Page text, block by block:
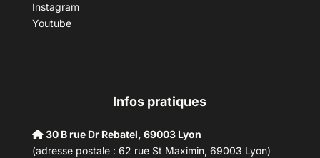
Instagram
Youtube
Infos pratiques
30 B rue Dr Rebatel, 69003 Lyon
(adresse postale : 62 rue St Maximin, 69003 Lyon)